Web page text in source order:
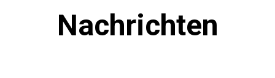
Nachrichten